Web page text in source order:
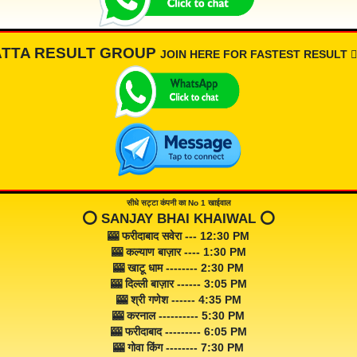
RESULT GROUP JOIN HERE FOR FASTEST RESULT
सीधे सट्टा कंपनी का No 1 खाईवाल
⭕️ SANJAY BHAI KHAIWAL ⭕️
🎰 फरीदाबाद सवेरा --- 12:30 PM
🎰 कल्याण बाज़ार ---- 1:30 PM
🎰 खाटू धाम -------- 2:30 PM
🎰 दिल्ली बाज़ार ------ 3:05 PM
🎰 श्री गणेश ------ 4:35 PM
🎰 करनाल ---------- 5:30 PM
🎰 फरीदाबाद --------- 6:05 PM
🎰 गोवा किंग -------- 7:30 PM